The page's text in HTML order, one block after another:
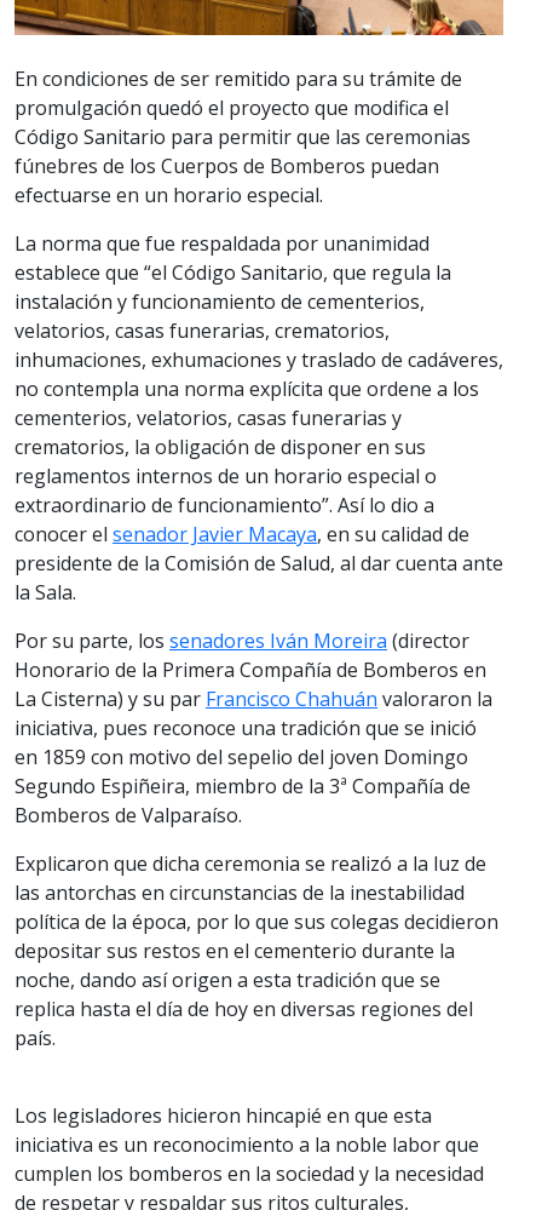
En condiciones de ser remitido para su trámite de
promulgación quedó el proyecto que modifica el
Código Sanitario para permitir que las ceremonias
fúnebres de los Cuerpos de Bomberos puedan
efectuarse en un horario especial.
La norma que fue respaldada por unanimidad
establece que “el Código Sanitario, que regula la
instalación y funcionamiento de cementerios,
velatorios, casas funerarias, crematorios,
inhumaciones, exhumaciones y traslado de cadáveres,
no contempla una norma explícita que ordene a los
cementerios, velatorios, casas funerarias y
crematorios, la obligación de disponer en sus
reglamentos internos de un horario especial o
extraordinario de funcionamiento”. Así lo dio a
conocer el senador Javier Macaya, en su calidad de
presidente de la Comisión de Salud, al dar cuenta ante
la Sala.
Por su parte, los senadores Iván Moreira (director
Honorario de la Primera Compañía de Bomberos en
La Cisterna) y su par Francisco Chahuán valoraron la
iniciativa, pues reconoce una tradición que se inició
en 1859 con motivo del sepelio del joven Domingo
Segundo Espiñeira, miembro de la 3ª Compañía de
Bomberos de Valparaíso.
Explicaron que dicha ceremonia se realizó a la luz de
las antorchas en circunstancias de la inestabilidad
política de la época, por lo que sus colegas decidieron
depositar sus restos en el cementerio durante la
noche, dando así origen a esta tradición que se
replica hasta el día de hoy en diversas regiones del
país.
Los legisladores hicieron hincapié en que esta
iniciativa es un reconocimiento a la noble labor que
cumplen los bomberos en la sociedad y la necesidad
de respetar y respaldar sus ritos culturales,